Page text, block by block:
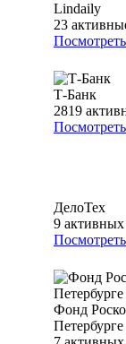
Lindaily
23
Посмотреть
Т-Банк
2819
Посмотреть
ДелоТех
9 активных
Посмотреть
Фонд
Петербурге